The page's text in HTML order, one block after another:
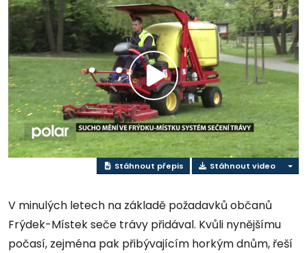
Přehrát
video
Stáhnout přepis Stáhnout video
V minulých letech na základě požadavků občanů
Frýdek-Místek seče trávy přidával. Kvůli nynějšímu
počasí, zejména pak přibývajícím horkým dnům, řeší